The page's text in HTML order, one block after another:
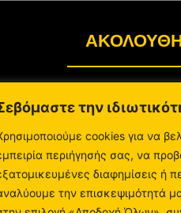
την
cookies για να
περιήγησής σας, να
διαφημίσεις ή
την επισκεψιμότητά